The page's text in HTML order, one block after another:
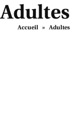
Adultes
Accueil » Adultes